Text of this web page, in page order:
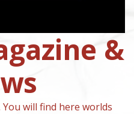
&
will find here worlds